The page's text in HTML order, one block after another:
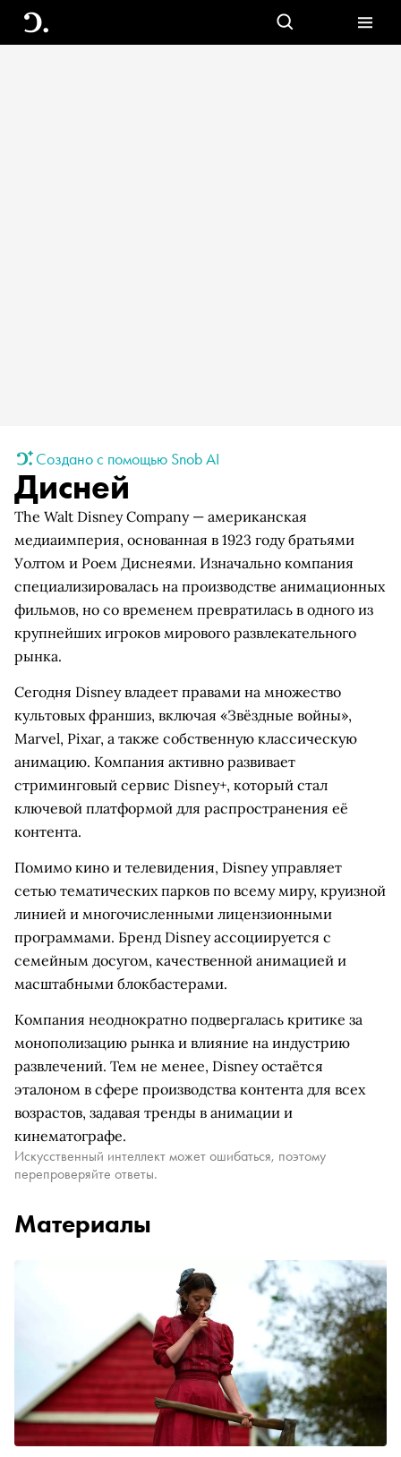
Создано с помощью Snob AI
Дисней
The Walt Disney Company — американская
медиаимперия, основанная в 1923 году братьями
Уолтом и Роем Диснеями. Изначально компания
специализировалась на производстве анимационных
фильмов, но со временем превратилась в одного из
крупнейших игроков мирового развлекательного
рынка.
Сегодня Disney владеет правами на множество
культовых франшиз, включая «Звёздные войны»,
Marvel, Pixar, а также собственную классическую
анимацию. Компания активно развивает
стриминговый сервис Disney+, который стал
ключевой платформой для распространения её
контента.
Помимо кино и телевидения, Disney управляет
сетью тематических парков по всему миру, круизной
линией и многочисленными лицензионными
программами. Бренд Disney ассоциируется с
семейным досугом, качественной анимацией и
масштабными блокбастерами.
Компания неоднократно подвергалась критике за
монополизацию рынка и влияние на индустрию
развлечений. Тем не менее, Disney остаётся
эталоном в сфере производства контента для всех
возрастов, задавая тренды в анимации и
кинематографе.
Искусственный интеллект может ошибаться, поэтому
перепроверяйте ответы.
Материалы